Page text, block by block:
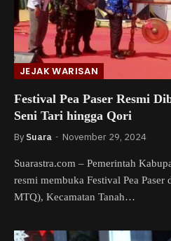
JEJAK WARISAN
Festival Pea Paser Resmi
Seni Tari hingga Qori
By Suara November 29, 2024
Suarastra.com – Pemerintah
resmi membuka Festival Pea Paser
MTQ), Kecamatan Tanah…